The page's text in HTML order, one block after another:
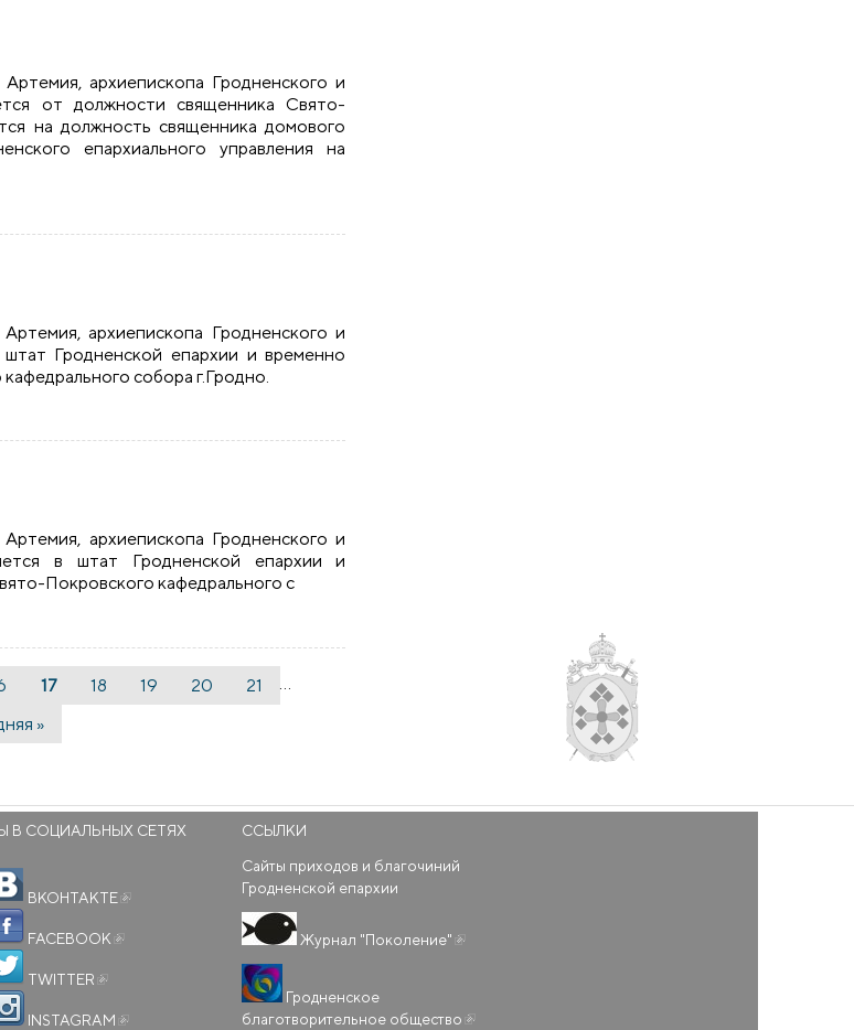
архиепископа Гродненского и
от должности священника Свято-
на должность священника домового
епархиального управления на
архиепископа Гродненского и
Гродненской епархии и временно
собора г.Гродно.
архиепископа Гродненского и
в штат Гродненской епархии и
Покровского кафедрального с
17 18 19 20 21
…
»
В СОЦИАЛЬНЫХ СЕТЯХ
ВКОНТАКТЕ
(внешняя ссылка)
FACEBOOK
TWITTER
INSTAGRAM
(внешняя ссылка)
ССЫЛКИ
Сайты приходов и благочиний
Гродненской епархии
Журнал "Поколение"
Гродненское
благотворительное общество (внешняя ссылка)